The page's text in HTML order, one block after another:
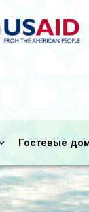
Гостевые